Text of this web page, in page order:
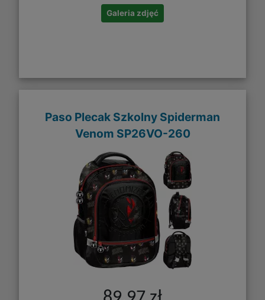
Galeria zdjęć
Paso Plecak Szkolny Spiderman
Venom SP26VO-260